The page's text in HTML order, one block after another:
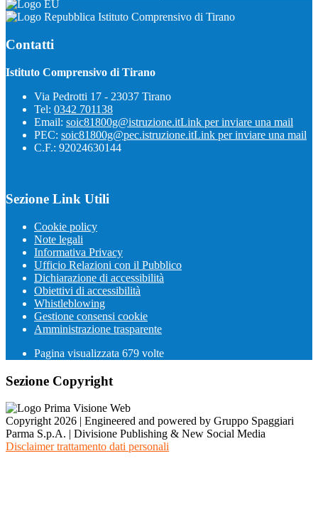
Istituto Comprensivo di Tirano
Contatti
Istituto Comprensivo di Tirano
Via Pedrotti 17 - 23037 Tirano
Tel: 0342 701138
Email: soic81800g@istruzione.itLink per inviare una mail
PEC: soic81800g@pec.istruzione.itLink per inviare una mail
C.F.: 92024630144
Sezione Link Utili
Cookie policy
Note legali
Informativa Privacy
Ufficio Relazioni con il Pubblico
Dichiarazione di accessibilità
Obiettivi di accessibilità
Whistleblowing
Gestione consensi cookie
Amministrazione trasparente
Pagina visualizzata 679 volte
Sezione Copyright
Copyright 2026 | Engineered and powered by Gruppo Spaggiari
Parma S.p.A. | Divisione Publishing & New Social Media
Disclaimer trattamento dati personali